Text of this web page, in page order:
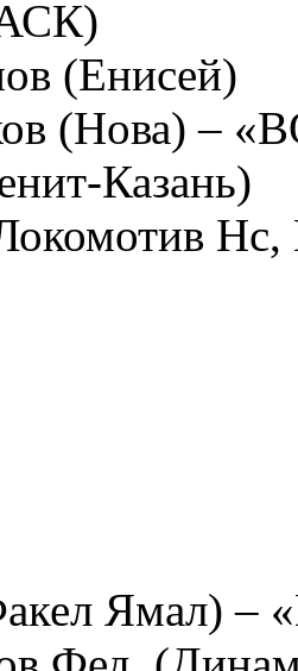
(Енисей)
(Нова) –
Казань)
Нс,
Ямал)